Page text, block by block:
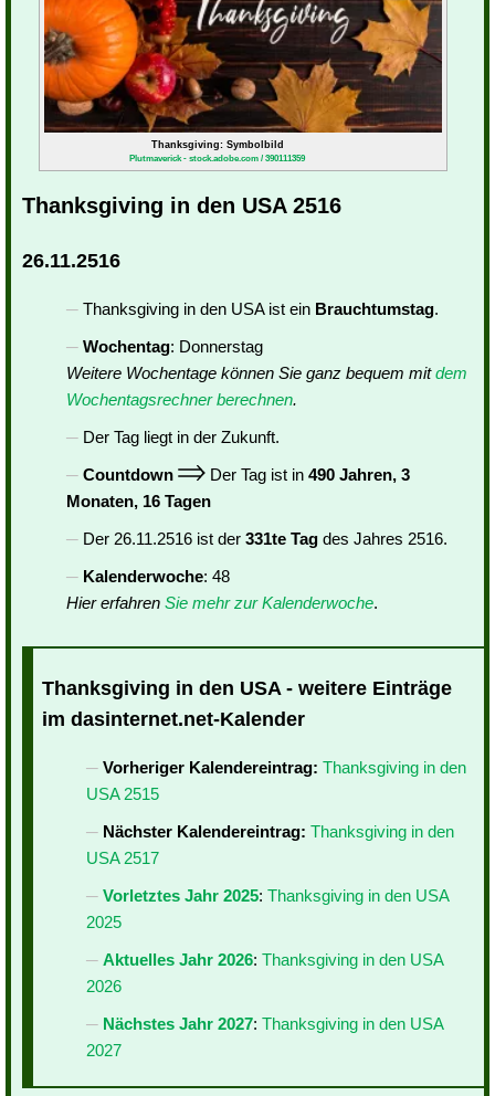
Thanksgiving: Symbolbild
Plutmaverick - stock.adobe.com / 390111359
Thanksgiving in den USA 2516
26.11.2516
Thanksgiving in den USA ist ein Brauchtumstag.
Wochentag: Donnerstag
Weitere Wochentage können Sie ganz bequem mitdem
Wochentagsrechner berechnen.
Der Tag liegt in der Zukunft.
Countdown
Der Tag ist in 490 Jahren, 3
Monaten, 16 Tagen
Der 26.11.2516 ist der 331te Tag des Jahres 2516.
Kalenderwoche: 48
Hier erfahren Sie mehr zur Kalenderwoche.
Thanksgiving in den USA - weitere Einträge
im dasinternet.net-Kalender
Vorheriger Kalendereintrag: Thanksgiving in den
USA 2515
Nächster Kalendereintrag: Thanksgiving in den
USA 2517
Vorletztes Jahr 2025: Thanksgiving in den USA
2025
Aktuelles Jahr 2026: Thanksgiving in den USA
2026
Nächstes Jahr 2027: Thanksgiving in den USA
2027